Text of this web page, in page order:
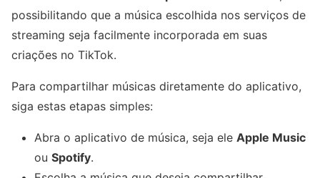
possibilitando que a música escolhida nos serviços de
streaming seja facilmente incorporada em suas
criações no TikTok.
Para compartilhar músicas diretamente do aplicativo,
siga estas etapas simples:
Abra o aplicativo de música, seja ele Apple Music
ou Spotify.